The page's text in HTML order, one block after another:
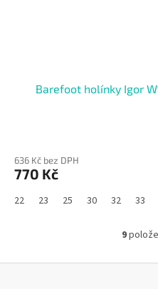
Barefoot holínky Igor
636 Kč bez DPH
770 Kč
22 23 25 30 32 33
9